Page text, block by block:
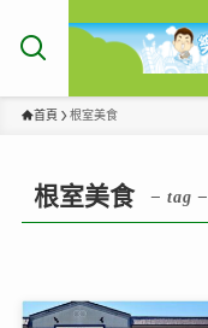
首頁 根室美食
根室美食 – tag –